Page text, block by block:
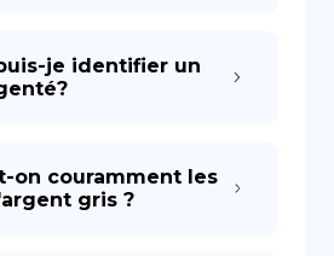
je identifier un
on couramment les
gris ?